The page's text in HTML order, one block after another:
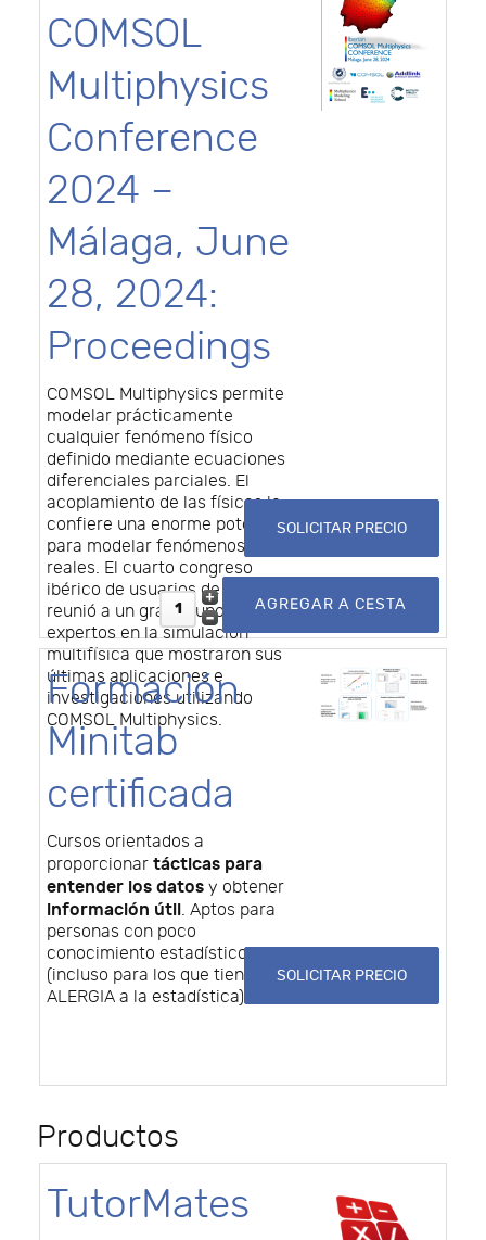
COMSOL
Multiphysics
Conference
2024 –
Málaga, June
28, 2024:
Proceedings
COMSOL Multiphysics permite
modelar prácticamente
cualquier fenómeno físico
definido mediante ecuaciones
diferenciales parciales. El
acoplamiento de las físicas le
confiere una enorme potencia
para modelar fenómenos
reales. El cuarto congreso
ibérico de usuarios de COMSOL
reunió a un gran grupo de
expertos en la simulación
multifísica que mostraron sus
últimas aplicaciones e
investigaciones utilizando
COMSOL Multiphysics.
SOLICITAR PRECIO
Formación
Minitab
certificada
Cursos orientados a
proporcionar tácticas para
entender los datos y obtener
información útil. Aptos para
personas con poco
conocimiento estadístico
(incluso para los que tienen
ALERGIA a la estadística).
SOLICITAR PRECIO
Productos
TutorMates